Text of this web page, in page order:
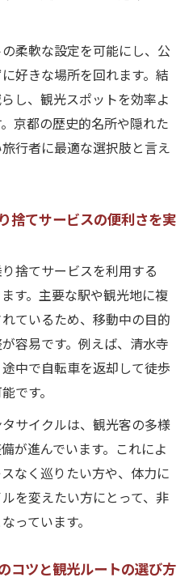
柔軟な設定を可能にし、公
好きな場所を回れます。結
し、観光スポットを効率よ
京都の歴史的名所や隠れた
行者に最適な選択肢と言え
捨てサービスの便利さを実
捨てサービスを利用する
す。主要な駅や観光地に複
ているため、移動中の目的
容易です。例えば、清水寺
中で自転車を返却して徒歩
です。
サイクルは、観光客の多様
が進んでいます。これによ
なく巡りたい方や、体力に
を変えたい方にとって、非
っています。
コツと観光ルートの選び方